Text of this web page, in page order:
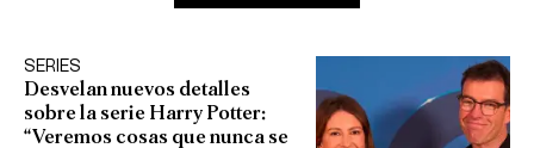
SERIES
Desvelan nuevos detalles
sobre la serie Harry Potter:
“Veremos cosas que nunca se